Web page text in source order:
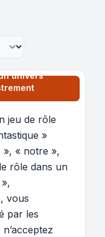
univers
jeu de rôle
»
», « notre »,
rôle dans un
vous
par les